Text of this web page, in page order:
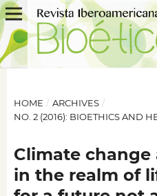
HOME / ARCHIVES /
NO. 2 (2016): BIOETHICS AND
Climate
in the realm of